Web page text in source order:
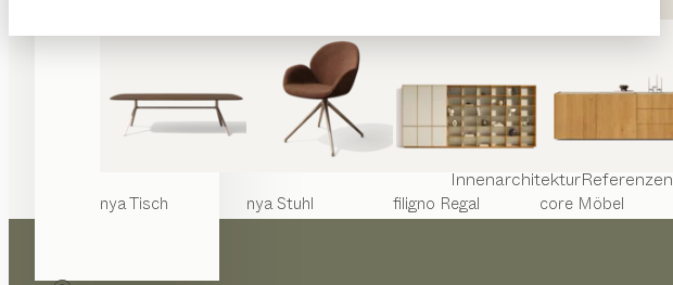
nyaTisch nyaStuhl filigno Regal core Möbel
InnenarchitekturReferenzen